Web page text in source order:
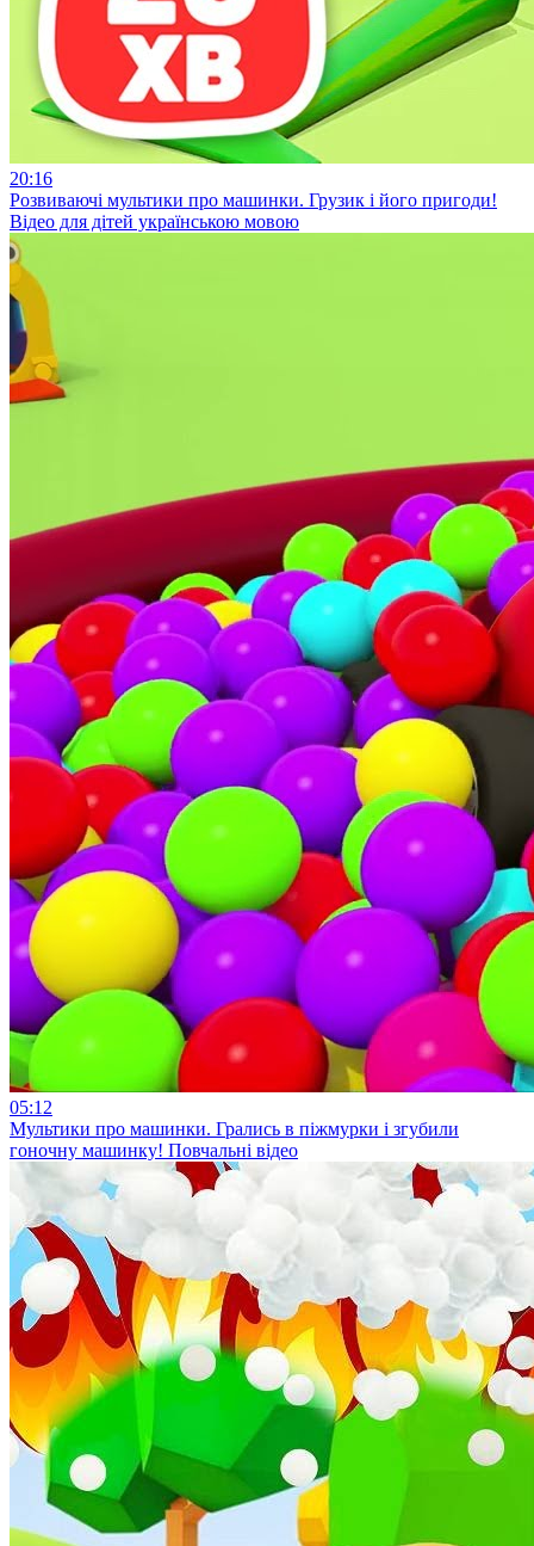
20:16
Розвиваючі мультики про машинки. Грузик і його пригоди!
Відео для дітей українською мовою
05:12
Мультики про машинки. Грались в піжмурки і згубили
гоночну машинку! Повчальні відео